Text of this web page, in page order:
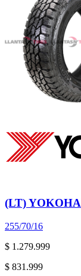
(LT)
255/70/16
$ 1.279.999
$ 831.999